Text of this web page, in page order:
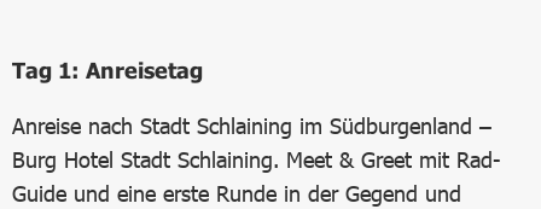
Tag 1: Anreisetag
Anreise nach Stadt Schlaining im Südburgenland –
Burg Hotel Stadt Schlaining. Meet & Greet mit Rad-
Guide und eine erste Runde in der Gegend und